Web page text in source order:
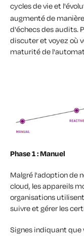
cycles de vie et
augmenté de
d'échecs des audits.
discuter et voyez où
maturité de
Phase 1 : Manuel
Malgré l'adoption de
cloud, les appareils
organisations
suivre et gérer les
Signes indiquant que